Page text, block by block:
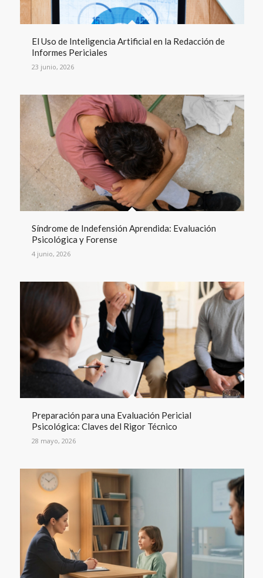
El Uso de Inteligencia Artificial en la Redacción de
Informes Periciales
23 junio, 2026
Síndrome de Indefensión Aprendida: Evaluación
Psicológica y Forense
4 junio, 2026
Preparación para una Evaluación Pericial
Psicológica: Claves del Rigor Técnico
28 mayo, 2026